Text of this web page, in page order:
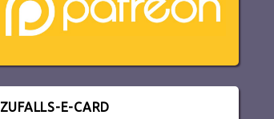
ZUFALLS-E-CARD